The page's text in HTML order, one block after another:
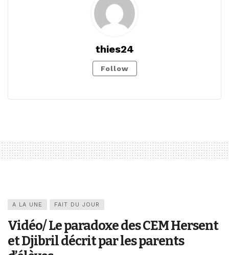
thies24
Follow
A LA UNE FAIT DU JOUR
Vidéo/ Le paradoxe des CEM Hersent
et Djibril décrit par les parents